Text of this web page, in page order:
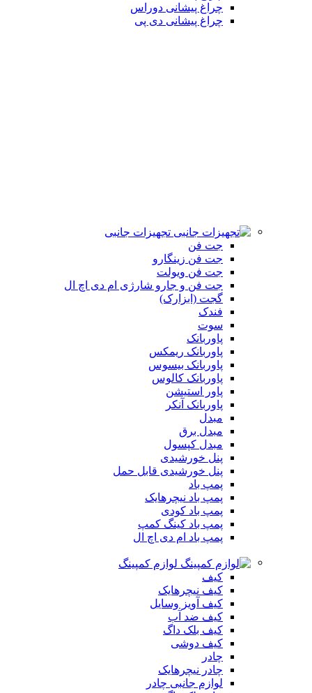
چراغ پیشانی دوراس
چراغ پیشانی دی پی
تجهیزات جانبی
جت فن
جت فن زینگارو
جت فن ویولت
جت فن و جارو شارژی ام دی اچ ال
گجت (ابزارک)
فندک
سوت
پاوربانک
پاوربانک ریمکس
پاوربانک بیسوس
پاوربانک کالوس
پاور استیشن
پاوربانک آنکر
مبدل
مبدل برق
مبدل کپسول
پنل خورشیدی
پنل خورشیدی قابل حمل
پمپ باد
پمپ باد نیچرهایک
پمپ باد کودی
پمپ باد کینگ کمپ
پمپ باد ام دی اچ ال
لوازم کمپینگ
کیف
کیف نیچرهایک
کیف آویز وسایل
کیف ضد آب
کیف بلک داگ
کیف دوشی
چادر
چادر نیچرهایک
لوازم جانبی چادر